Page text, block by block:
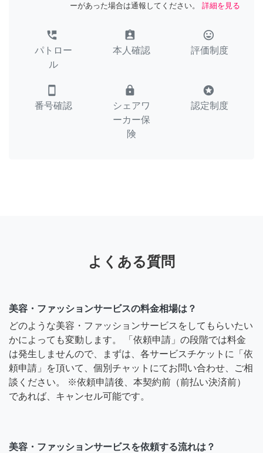
ーがあった場合は通報してください。
詳細を見る
perm_phone_msg
パトロー
ル
assignment_ind
本人確認
tag_faces
評価制度
smartphone
番号確認
lock
シェアワ
ーカー保
険
stars
認定制度
よくある質問
美容・ファッションサービスの料金相場は？
どのような美容・ファッションサービスをしてもらいたい
かによっても変動します。 「依頼申請」の段階では料金
は発生しませんので、まずは、各サービスチケットに「依
頼申請」を頂いて、個別チャットにてお問い合わせ、ご相
談ください。 ※依頼申請後、本契約前（前払い決済前）
であれば、キャンセル可能です。
美容・ファッションサービスを依頼する流れは？